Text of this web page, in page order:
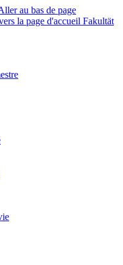
au bas de page
Fakultät